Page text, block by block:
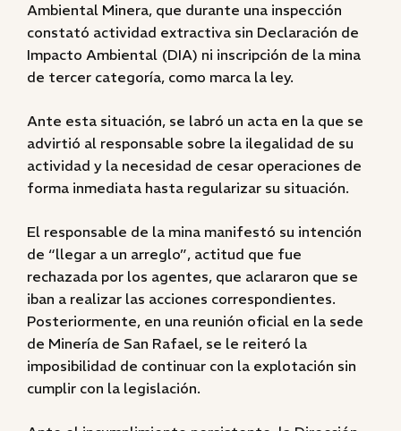
Ambiental Minera, que durante una inspección
constató actividad extractiva sin Declaración de
Impacto Ambiental (DIA) ni inscripción de la mina
de tercer categoría, como marca la ley.
Ante esta situación, se labró un acta en la que se
advirtió al responsable sobre la ilegalidad de su
actividad y la necesidad de cesar operaciones de
forma inmediata hasta regularizar su situación.
El responsable de la mina manifestó su intención
de “llegar a un arreglo”, actitud que fue
rechazada por los agentes, que aclararon que se
iban a realizar las acciones correspondientes.
Posteriormente, en una reunión oficial en la sede
de Minería de San Rafael, se le reiteró la
imposibilidad de continuar con la explotación sin
cumplir con la legislación.